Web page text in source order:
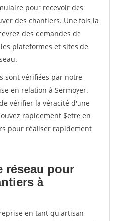
pour recevoir des
des chantiers. Une fois la
des demandes de
plateformes et sites de
sont vérifiées par notre
en relation à Sermoyer.
vérifier la véracité d'une
rapidement $etre en
pour réaliser rapidement
réseau pour
à
en tant qu'artisan